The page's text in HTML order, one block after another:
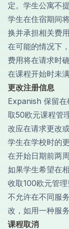
定。学生公寓不
学生在住宿期间
换并承担相关费用
在可能的情况下
费用将在请求时确
在课程开始时未
更改注册信息
Expanish 保留在
取50欧元课程管
改应在请求更改
学生在学校时的更
在开始日期前两
如果学生希望在
收取100欧元管理
不允许在不同服
改，如用一种服
课程取消